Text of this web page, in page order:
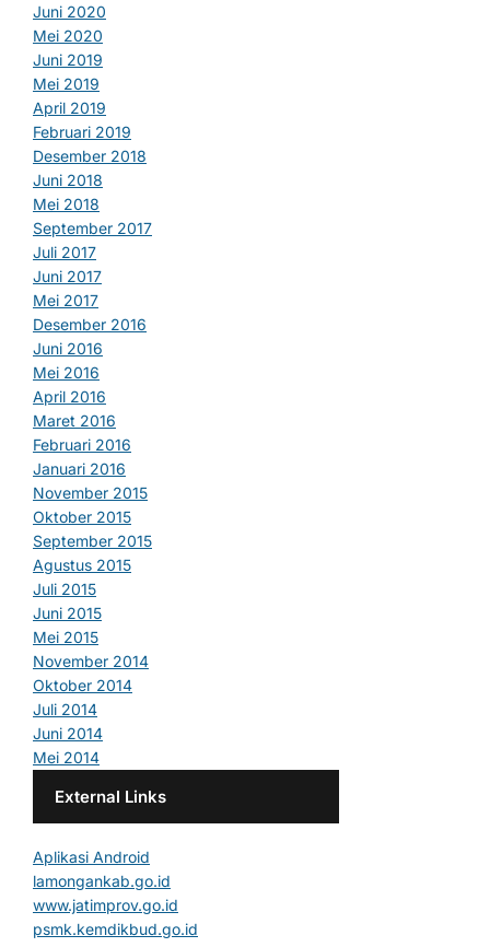
Juni 2020
Mei 2020
Juni 2019
Mei 2019
April 2019
Februari 2019
Desember 2018
Juni 2018
Mei 2018
September 2017
Juli 2017
Juni 2017
Mei 2017
Desember 2016
Juni 2016
Mei 2016
April 2016
Maret 2016
Februari 2016
Januari 2016
November 2015
Oktober 2015
September 2015
Agustus 2015
Juli 2015
Juni 2015
Mei 2015
November 2014
Oktober 2014
Juli 2014
Juni 2014
Mei 2014
External Links
Aplikasi Android
lamongankab.go.id
www.jatimprov.go.id
psmk.kemdikbud.go.id